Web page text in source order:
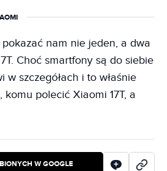
nam nie jeden, a dwa
Choć smartfony są do siebie
w szczegółach i to właśnie
polecić Xiaomi 17T, a
W GOOGLE